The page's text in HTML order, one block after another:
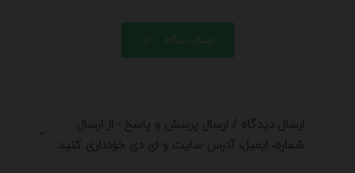
ارسال دیدگاه
ارسال دیدگاه / ارسال پرسش و پاسخ - از ارسال
شماره، ایمیل، آدرس سایت و ای دی خودداری کنید.